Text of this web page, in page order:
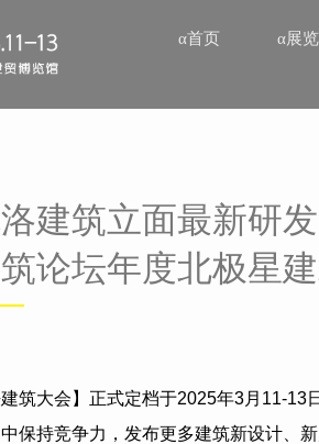
α首页 α展览
建筑立面最新研
论坛年度北极星建
建筑大会】正式定档于2025年3月 11-13
保持竞争力，发布更多建筑新设计、